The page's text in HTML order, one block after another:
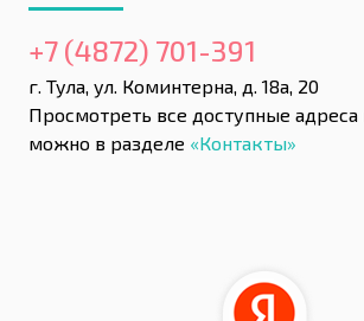
+7 (4872) 701-391
г. Тула, ул. Коминтерна, д. 18а, 20
Просмотреть все доступные
можно в разделе «Контакты»